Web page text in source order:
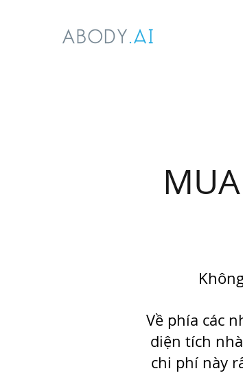
Về phía các
diện tích
chi phí này